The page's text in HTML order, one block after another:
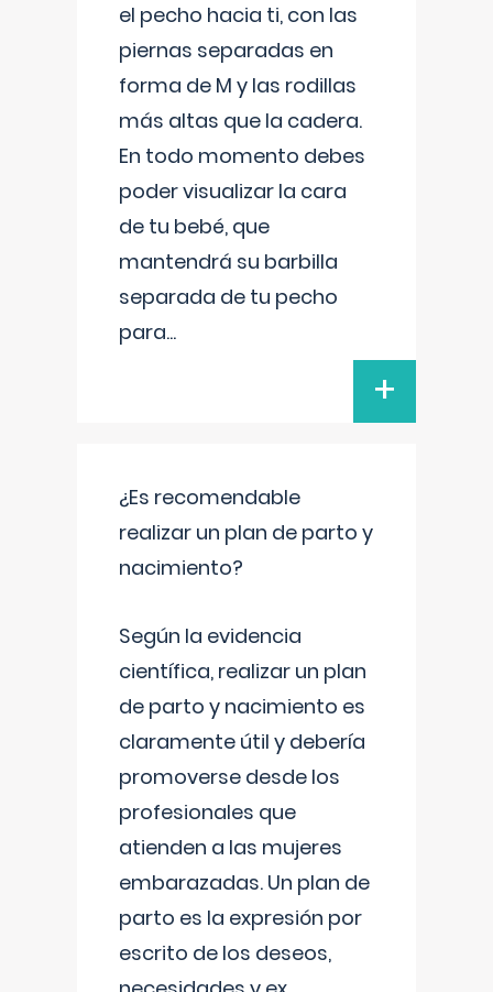
el pecho hacia ti, con las
piernas separadas en
forma de M y las rodillas
más altas que la cadera.
En todo momento debes
poder visualizar la cara
de tu bebé, que
mantendrá su barbilla
separada de tu pecho
para...
+
¿Es recomendable
realizar un plan de parto y
nacimiento?
Según la evidencia
científica, realizar un plan
de parto y nacimiento es
claramente útil y debería
promoverse desde los
profesionales que
atienden a las mujeres
embarazadas. Un plan de
parto es la expresión por
escrito de los deseos,